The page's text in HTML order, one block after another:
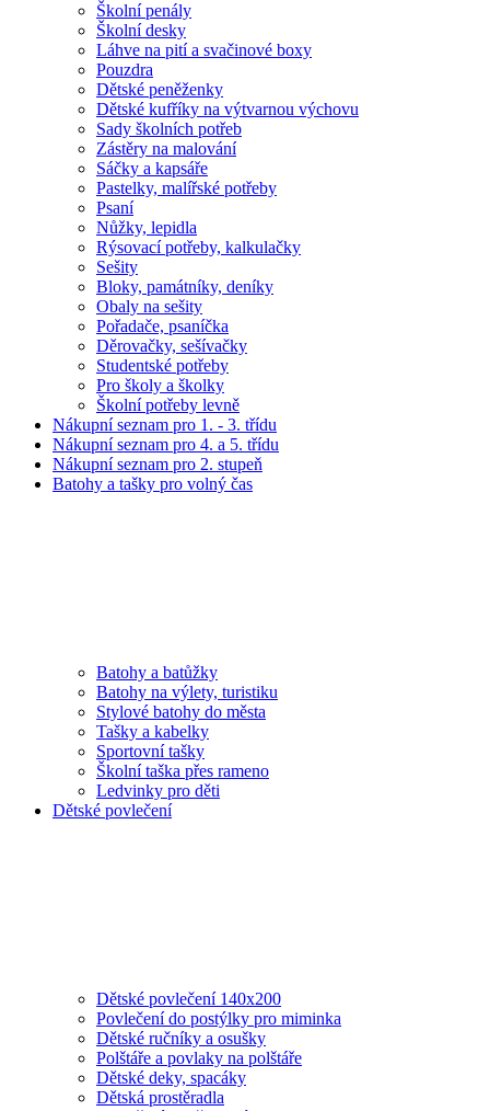
Školní penály
Školní desky
Láhve na pití a svačinové boxy
Pouzdra
Dětské peněženky
Dětské kufříky na výtvarnou výchovu
Sady školních potřeb
Zástěry na malování
Sáčky a kapsáře
Pastelky, malířské potřeby
Psaní
Nůžky, lepidla
Rýsovací potřeby, kalkulačky
Sešity
Bloky, památníky, deníky
Obaly na sešity
Pořadače, psaníčka
Děrovačky, sešívačky
Studentské potřeby
Pro školy a školky
Školní potřeby levně
Nákupní seznam pro 1. - 3. třídu
Nákupní seznam pro 4. a 5. třídu
Nákupní seznam pro 2. stupeň
Batohy a tašky pro volný čas
Batohy a batůžky
Batohy na výlety, turistiku
Stylové batohy do města
Tašky a kabelky
Sportovní tašky
Školní taška přes rameno
Ledvinky pro děti
Dětské povlečení
Dětské povlečení 140x200
Povlečení do postýlky pro miminka
Dětské ručníky a osušky
Polštáře a povlaky na polštáře
Dětské deky, spacáky
Dětská prostěradla